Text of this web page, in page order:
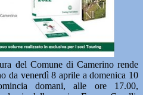
del Comune di Camerino rende
da venerdì 8 aprile a domenica 10
domani, alle ore 17.00,